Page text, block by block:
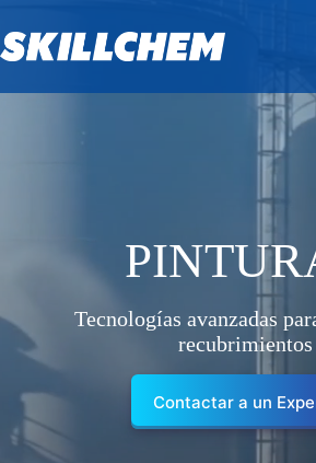
al
contenido
Tecnologías avanzadas
recubrimientos
Contactar a un